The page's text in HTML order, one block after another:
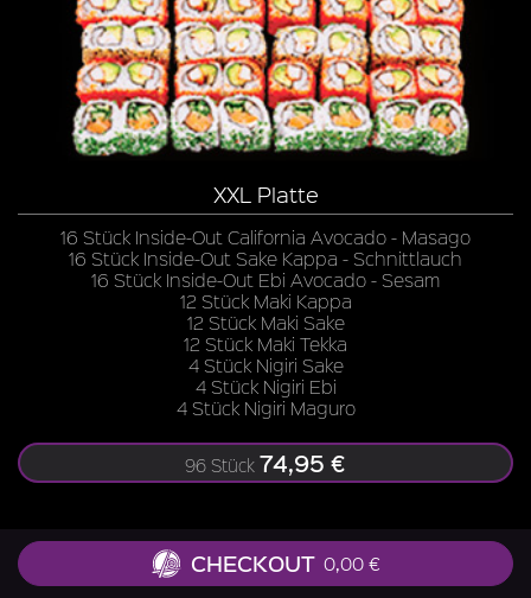
XXL Platte
16 Stück Inside-Out California Avocado - Masago
16 Stück Inside-Out Sake Kappa - Schnittlauch
16 Stück Inside-Out Ebi Avocado - Sesam
12 Stück Maki Kappa
12 Stück Maki Sake
12 Stück Maki Tekka
4 Stück Nigiri Sake
4 Stück Nigiri Ebi
4 Stück Nigiri Maguro
96 Stück 74,95 €
Zu allen Gerichten liefern wir Ingwer, Wasabi, Soja-
CHECKOUT 0,00 €